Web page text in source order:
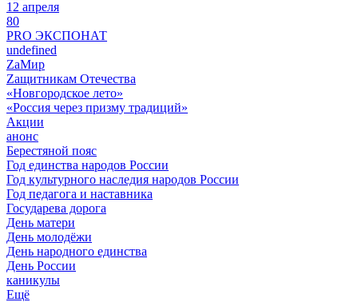
12 апреля
80
PRO ЭКСПОНАТ
undefined
ZaМир
Zащитникам Отечества
«Новгородское лето»
«Россия через призму традиций»
Акции
анонс
Берестяной пояс
Год единства народов России
Год культурного наследия народов России
Год педагога и наставника
Государева дорога
День матери
День молодёжи
День народного единства
День России
каникулы
Ещё